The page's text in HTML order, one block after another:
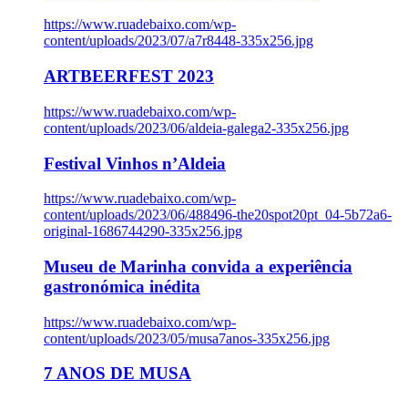
https://www.ruadebaixo.com/wp-
content/uploads/2023/07/a7r8448-335x256.jpg
ARTBEERFEST 2023
https://www.ruadebaixo.com/wp-
content/uploads/2023/06/aldeia-galega2-335x256.jpg
Festival Vinhos n’Aldeia
https://www.ruadebaixo.com/wp-
content/uploads/2023/06/488496-the20spot20pt_04-5b72a6-
original-1686744290-335x256.jpg
Museu de Marinha convida a experiência
gastronómica inédita
https://www.ruadebaixo.com/wp-
content/uploads/2023/05/musa7anos-335x256.jpg
7 ANOS DE MUSA